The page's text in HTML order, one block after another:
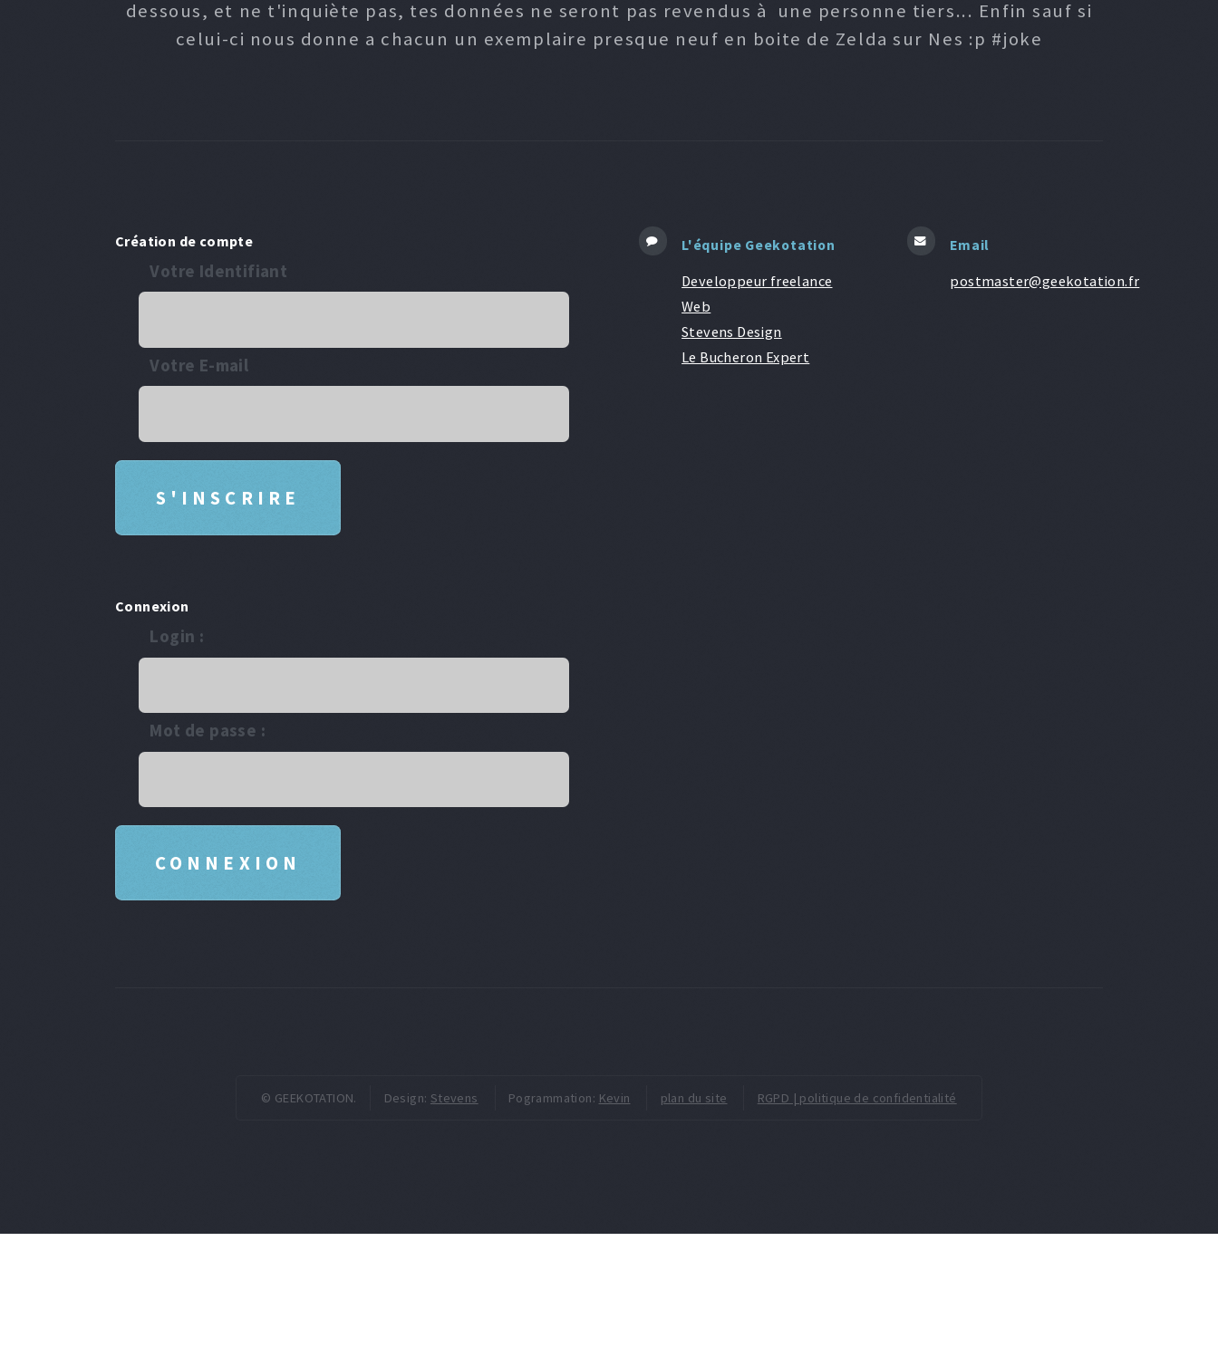
dessous, et ne t'inquiète pas, tes données ne seront pas revendus à une personne tiers... Enfin sauf si
celui-ci nous donne a chacun un exemplaire presque neuf en boite de Zelda sur Nes :p #joke
Création de compte
Votre Identifiant
Votre E-mail
Connexion
Login :
Mot de passe :
L'équipe Geekotation
Developpeur freelance
Web
Stevens Design
Le Bucheron Expert
Email
postmaster@geekotation.fr
© GEEKOTATION. Design: Stevens Pogrammation: Kevin plan du site RGPD | politique de confidentialité